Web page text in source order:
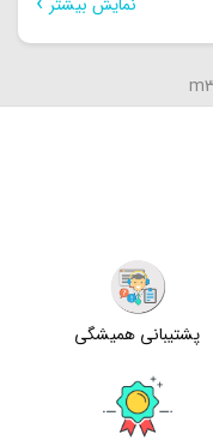
اولین کسی باشید که دیدگاهی می نویسد “لپ تاپ ASUS
M3500QC
پشتیبانی همیشگی